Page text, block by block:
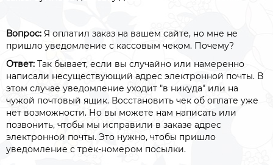
Вопрос: Я оплатил заказ на вашем сайте, но мне не
пришло уведомление с кассовым чеком. Почему?
Ответ: Так бывает, если вы случайно или намеренно
написали несуществующий адрес электронной почты. В
этом случае уведомление уходит "в никуда" или на
чужой почтовый ящик. Восстановить чек об оплате уже
нет возможности. Но вы можете нам написать или
позвонить, чтобы мы исправили в заказе адрес
электронной почты. Это нужно, чтобы пришло
уведомление с трек-номером посылки.